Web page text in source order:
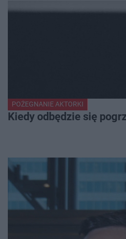
POŻEGNANIE AKTORKI
Kiedy odbędzie się